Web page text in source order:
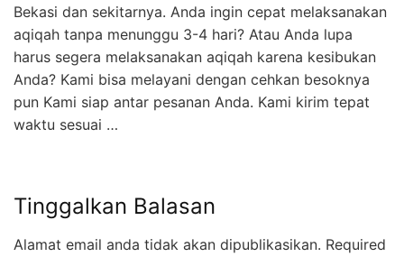
Bekasi dan sekitarnya. Anda ingin cepat melaksanakan
aqiqah tanpa menunggu 3-4 hari? Atau Anda lupa
harus segera melaksanakan aqiqah karena kesibukan
Anda? Kami bisa melayani dengan cehkan besoknya
pun Kami siap antar pesanan Anda. Kami kirim tepat
waktu sesuai …
Tinggalkan Balasan
Alamat email anda tidak akan dipublikasikan. Required